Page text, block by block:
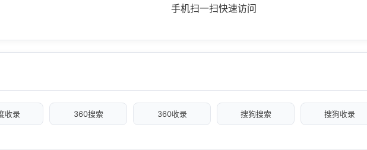
手机扫一扫快速访问
收录 360搜索 360收录 搜狗搜索 搜狗收录